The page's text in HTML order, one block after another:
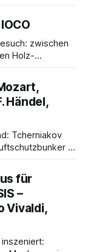
strahlt vom
und Familien
zwischen
Holz-
auf
Händel,
Tcherniakov
–
für
–
Vivaldi,